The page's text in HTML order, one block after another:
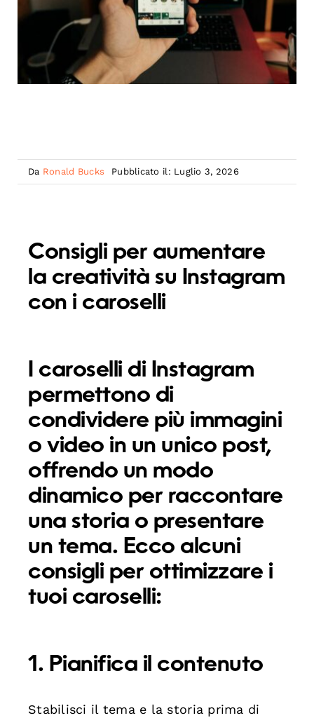
Da Ronald Bucks Pubblicato il: Luglio 3, 2026
Consigli per aumentare
la creatività su Instagram
con i caroselli
I caroselli di Instagram
permettono di
condividere più immagini
o video in un unico post,
offrendo un modo
dinamico per raccontare
una storia o presentare
un tema. Ecco alcuni
consigli per ottimizzare i
tuoi caroselli:
1. Pianifica il contenuto
Stabilisci il tema e la storia prima di